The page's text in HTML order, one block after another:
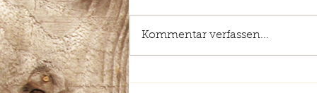
Kommentar verfassen...